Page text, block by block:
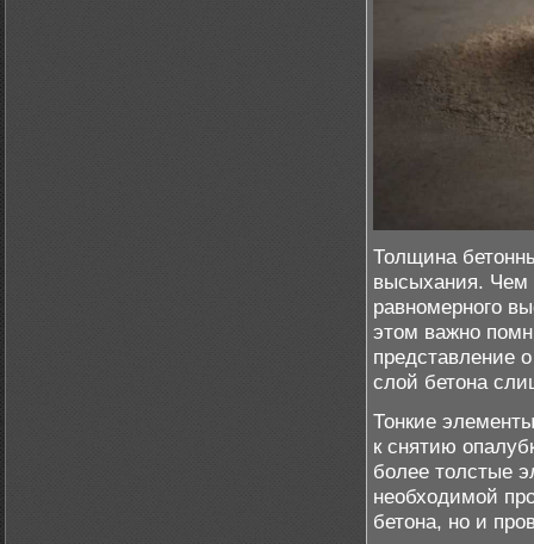
Толщина
высыхания. Чем
равномерного
этом важно
представление
слой бетона
Тонкие
к снятию
более толстые
необходимой
бетона, но и